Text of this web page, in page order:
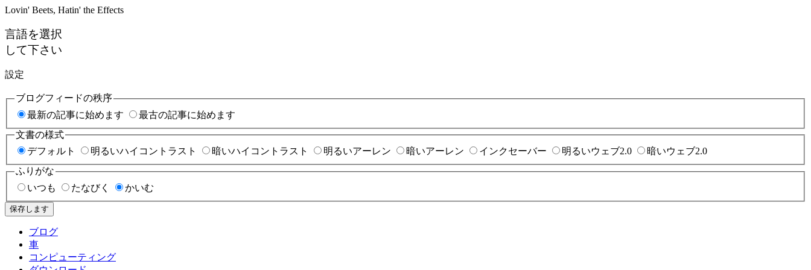
Lovin' Beets, Hatin' the Effects
言語を選択
して下さい
設定
ブログフィードの秩序
最新の記事に始めます
最古の記事に始めます
文書の様式
デフォルト
明るいハイコントラスト 暗いハイコントラスト 明るいアーレン 暗いアーレン インクセーバー 明るいウェブ2.0
暗いウェブ2.0
ふりがな
いつも
たなびく かいむ
保存します
ブログ
車
コンピューティング